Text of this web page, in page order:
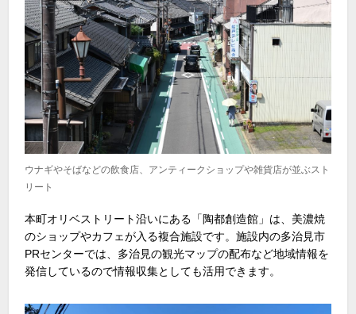
ウナギやそばなどの飲食店、アンティークショップや雑貨店が並ぶスト
リート
本町オリベストリート沿いにある「陶都創造館」は、美濃焼
のショップやカフェが入る複合施設です。施設内の多治見市
PRセンターでは、多治見の観光マップの配布など地域情報を
発信しているので情報収集としても活用できます。